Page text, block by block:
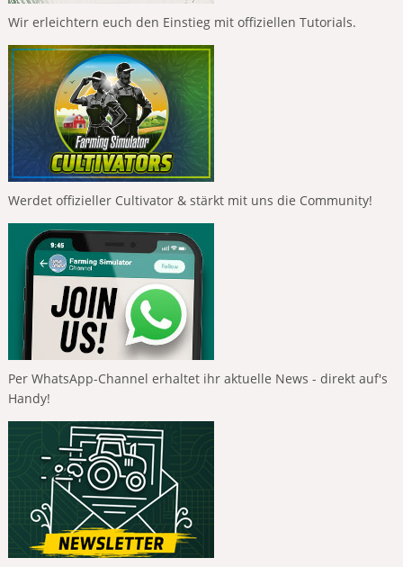
Wir erleichtern euch den Einstieg mit offiziellen Tutorials.
Werdet offizieller Cultivator & stärkt mit uns die Community!
Per WhatsApp-Channel erhaltet ihr aktuelle News - direkt auf's
Handy!